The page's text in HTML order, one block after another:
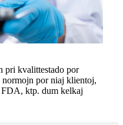
pri kvalittestado por
por niaj klientoj,
ktp. dum kelkaj